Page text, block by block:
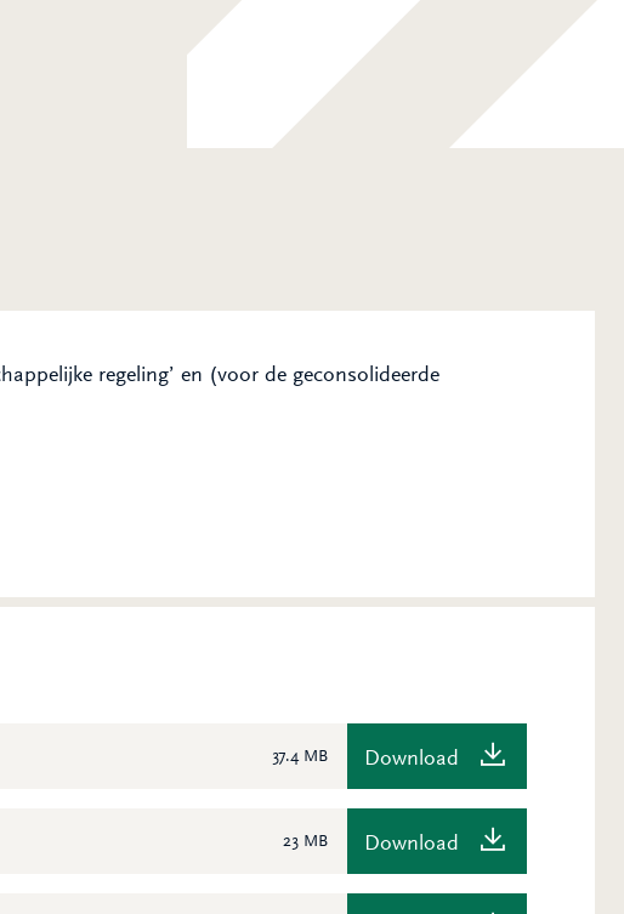
regeling’ en (voor de geconsolideerde
37.4 MB Download
23 MB Download